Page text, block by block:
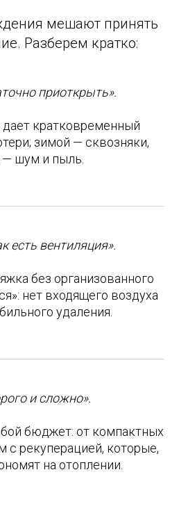
мешают принять
Разберем кратко:
приоткрыть».
кратковременный
зимой — сквозняки,
шум и пыль.
есть вентиляция».
без организованного
нет входящего воздуха
удаления.
и сложно».
бюджет: от компактных
с рекуперацией, которые,
на отоплении.